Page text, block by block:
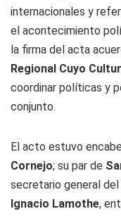
internacionales y
el acontecimiento
la firma del acta
Regional Cuyo
coordinar políticas y
conjunto.
El acto estuvo
Cornejo; su par de
secretario general
Ignacio Lamothe,